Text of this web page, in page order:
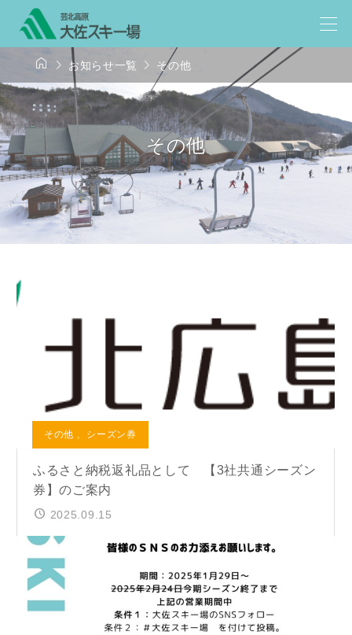
  お知らせ一覧  その他
その他
その他 , シーズン券
ふるさと納税返礼品として 【3社共通シーズン
券】のご案内
2025.09.15